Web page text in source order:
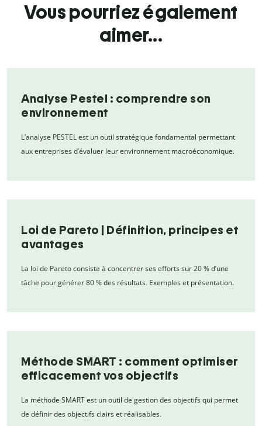
Vous pourriez également
aimer...
Analyse Pestel : comprendre son
environnement
L’analyse PESTEL est un outil stratégique fondamental permettant
aux entreprises d’évaluer leur environnement macroéconomique.
Loi de Pareto | Définition, principes et
avantages
La loi de Pareto consiste à concentrer ses efforts sur 20 % d’une
tâche pour générer 80 % des résultats. Exemples et présentation.
Méthode SMART : comment optimiser
efficacement vos objectifs
La méthode SMART est un outil de gestion des objectifs qui permet
de définir des objectifs clairs et réalisables.